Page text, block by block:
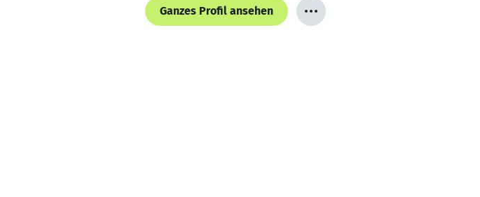
Ganzes Profil ansehen